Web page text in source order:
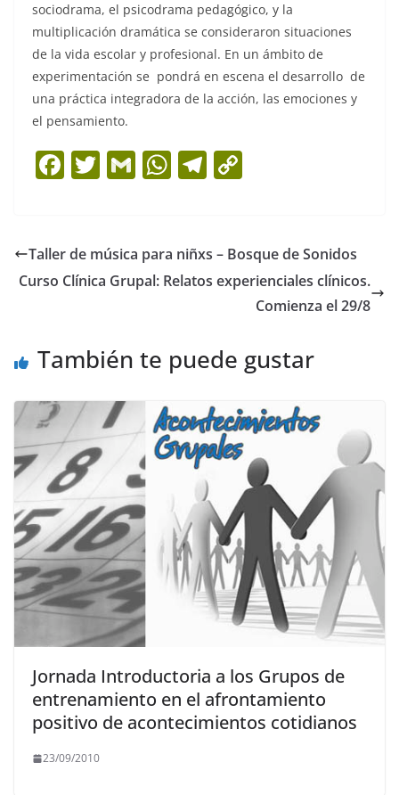
sociodrama, el psicodrama pedagógico, y la
multiplicación dramática se consideraron situaciones
de la vida escolar y profesional. En un ámbito de
experimentación se pondrá en escena el desarrollo de
una práctica integradora de la acción, las emociones y
el pensamiento.
F
e
b
k
T
er
G
l
W
s
A
T
gr
a
y
Li
n
Taller de música para niñxs – Bosque de Sonidos
Curso Clínica Grupal: Relatos experienciales clínicos.
Comienza el 29/8
También te puede gustar
Jornada Introductoria a los Grupos de
entrenamiento en el afrontamiento
positivo de acontecimientos cotidianos
23/09/2010